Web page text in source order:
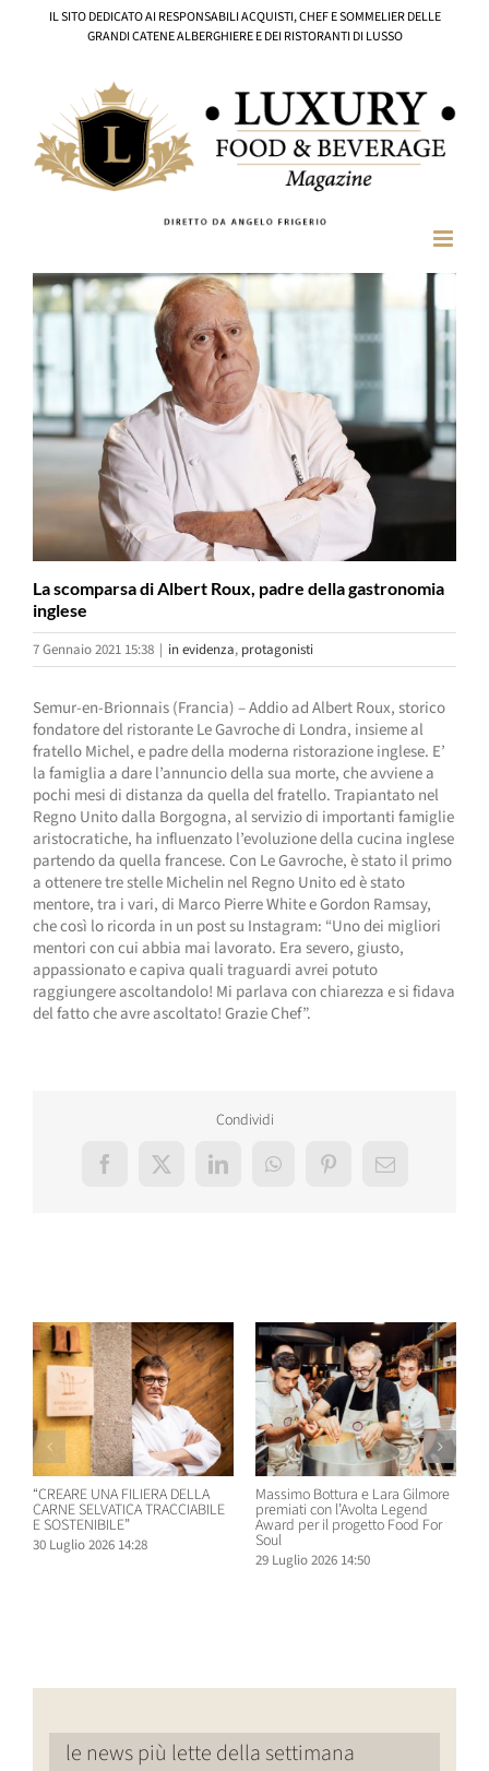
IL SITO DEDICATO AI RESPONSABILI ACQUISTI, CHEF E SOMMELIER DELLE
GRANDI CATENE ALBERGHIERE E DEI RISTORANTI DI LUSSO
Ingrandisci
immagine
La scomparsa di Albert Roux, padre della gastronomia
inglese
7 Gennaio 2021 15:38 | in evidenza, protagonisti
Semur-en-Brionnais (Francia) – Addio ad Albert Roux, storico
fondatore del ristorante Le Gavroche di Londra, insieme al
fratello Michel, e padre della moderna ristorazione inglese. E’
la famiglia a dare l’annuncio della sua morte, che avviene a
pochi mesi di distanza da quella del fratello. Trapiantato nel
Regno Unito dalla Borgogna, al servizio di importanti famiglie
aristocratiche, ha influenzato l’evoluzione della cucina inglese
partendo da quella francese. Con Le Gavroche, è stato il primo
a ottenere tre stelle Michelin nel Regno Unito ed è stato
mentore, tra i vari, di Marco Pierre White e Gordon Ramsay,
che così lo ricorda in un post su Instagram: “Uno dei migliori
mentori con cui abbia mai lavorato. Era severo, giusto,
appassionato e capiva quali traguardi avrei potuto
raggiungere ascoltandolo! Mi parlava con chiarezza e si fidava
del fatto che avre ascoltato! Grazie Chef”.
Condividi
Facebook
X LinkedInWhatsAppPinterestEmail
“CREARE UNA FILIERA DELLA
CARNE SELVATICA TRACCIABILE
E SOSTENIBILE”
30 Luglio 2026 14:28
Massimo Bottura e Lara Gilmore
premiati con l’Avolta Legend
Award per il progetto Food For
Soul
29 Luglio 2026 14:50
le news più lette della settimana